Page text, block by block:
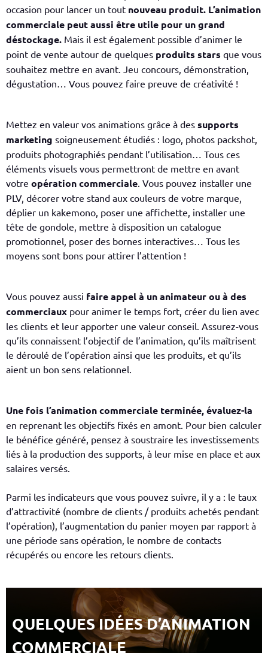
occasion pour lancer un tout nouveau produit. L’animation
commerciale peut aussi être utile pour un grand
déstockage. Mais il est également possible d’animer le
point de vente autour de quelques produits stars que vous
souhaitez mettre en avant. Jeu concours, démonstration,
dégustation… Vous pouvez faire preuve de créativité !
Mettez en valeur vos animations grâce à des supports
marketing soigneusement étudiés : logo, photos packshot,
produits photographiés pendant l’utilisation… Tous ces
éléments visuels vous permettront de mettre en avant
votre opération commerciale . Vous pouvez installer une
PLV, décorer votre stand aux couleurs de votre marque,
déplier un kakemono, poser une affichette, installer une
tête de gondole, mettre à disposition un catalogue
promotionnel, poser des bornes interactives… Tous les
moyens sont bons pour attirer l’attention !
Vous pouvez aussi faire appel à un animateur ou à des
commerciaux pour animer le temps fort, créer du lien avec
les clients et leur apporter une valeur conseil. Assurez-vous
qu’ils connaissent l’objectif de l’animation, qu’ils maîtrisent
le déroulé de l’opération ainsi que les produits, et qu’ils
aient un bon sens relationnel.
Une fois l’animation commerciale terminée, évaluez-la
en reprenant les objectifs fixés en amont. Pour bien calculer
le bénéfice généré, pensez à soustraire les investissements
liés à la production des supports, à leur mise en place et aux
salaires versés.
Parmi les indicateurs que vous pouvez suivre, il y a : le taux
d’attractivité (nombre de clients / produits achetés pendant
l’opération), l’augmentation du panier moyen par rapport à
une période sans opération, le nombre de contacts
récupérés ou encore les retours clients.
QUELQUES IDÉES D’ANIMATION
COMMERCIALE